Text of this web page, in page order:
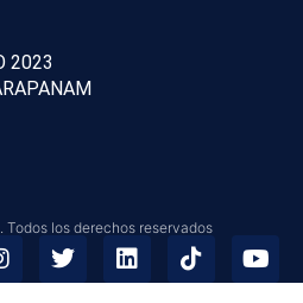
2023
Todos los derechos reservados